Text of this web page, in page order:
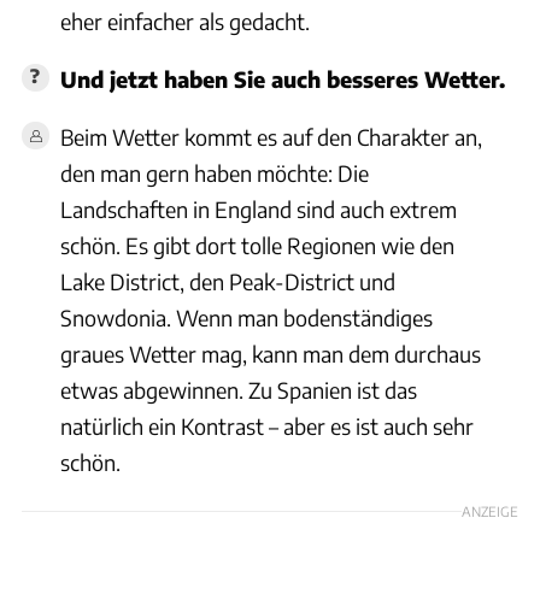
eher einfacher als gedacht.
Und jetzt haben Sie auch besseres Wetter.
Beim Wetter kommt es auf den Charakter an,
den man gern haben möchte: Die
Landschaften in England sind auch extrem
schön. Es gibt dort tolle Regionen wie den
Lake District, den Peak-District und
Snowdonia. Wenn man bodenständiges
graues Wetter mag, kann man dem durchaus
etwas abgewinnen. Zu Spanien ist das
natürlich ein Kontrast – aber es ist auch sehr
schön.
ANZEIGE